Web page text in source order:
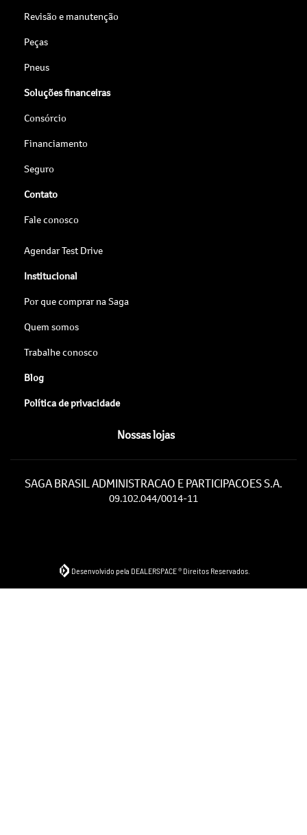
Revisão e manutenção
Peças
Pneus
Soluções financeiras
Consórcio
Financiamento
Seguro
Contato
Fale conosco
Agendar Test Drive
Institucional
Por que comprar na Saga
Quem somos
Trabalhe conosco
Blog
Política de privacidade
Nossas lojas
SAGA BRASIL ADMINISTRACAO E PARTICIPACOES S.A.
09.102.044/0014-11
Desenvolvido pela DEALERSPACE ® Direitos Reservados.